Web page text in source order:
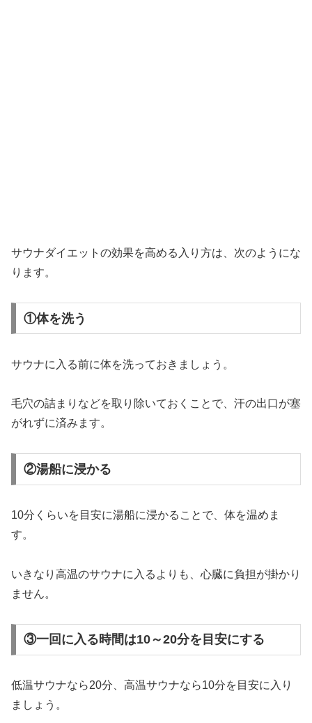
サウナダイエットの効果を高める入り方は、次のようにな
ります。
①体を洗う
サウナに入る前に体を洗っておきましょう。
毛穴の詰まりなどを取り除いておくことで、汗の出口が塞
がれずに済みます。
②湯船に浸かる
10分くらいを目安に湯船に浸かることで、体を温めま
す。
いきなり高温のサウナに入るよりも、心臓に負担が掛かり
ません。
③一回に入る時間は10～20分を目安にする
低温サウナなら20分、高温サウナなら10分を目安に入り
ましょう。